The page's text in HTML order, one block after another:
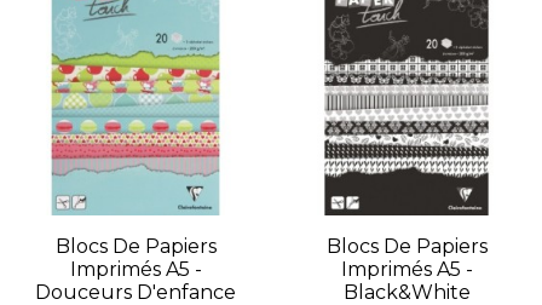
Blocs De Papiers
Imprimés A5 -
Douceurs D'enfance
Blocs De Papiers
Imprimés A5 -
Black&white